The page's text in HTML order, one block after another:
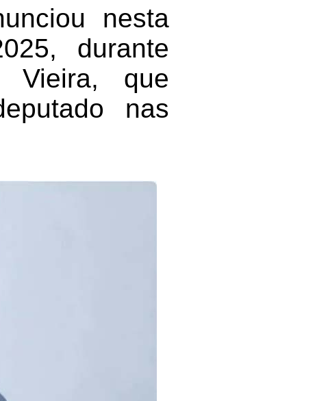
nesta
durante
Vieira, que
nas